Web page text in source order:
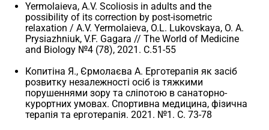
Yermolaieva, A.V. Scoliosis in adults and the
possibility of its correction by post-isometric
relaxation / A.V. Yermolaieva, O.L. Lukovskaya, O. A.
Prysiazhniuk, V.F. Gagara // The World of Medicine
and Biology №4 (78), 2021. С.51-55
Копитіна Я., Єрмолаєва А. Ерготерапія як засіб
розвитку незалежності осіб із тяжкими
порушеннями зору та сліпотою в санаторно-
курортних умовах. Спортивна медицина, фізична
терапія та ерготерапія. 2021. №1. С. 73-78